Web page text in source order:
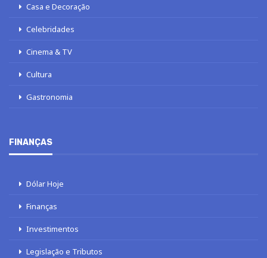
Casa e Decoração
Celebridades
Cinema & TV
Cultura
Gastronomia
FINANÇAS
Dólar Hoje
Finanças
Investimentos
Legislação e Tributos